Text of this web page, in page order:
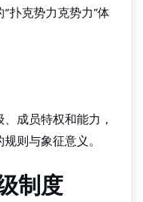
扑克势力克势力”体
成员特权和能力，
则与象征意义。
制度